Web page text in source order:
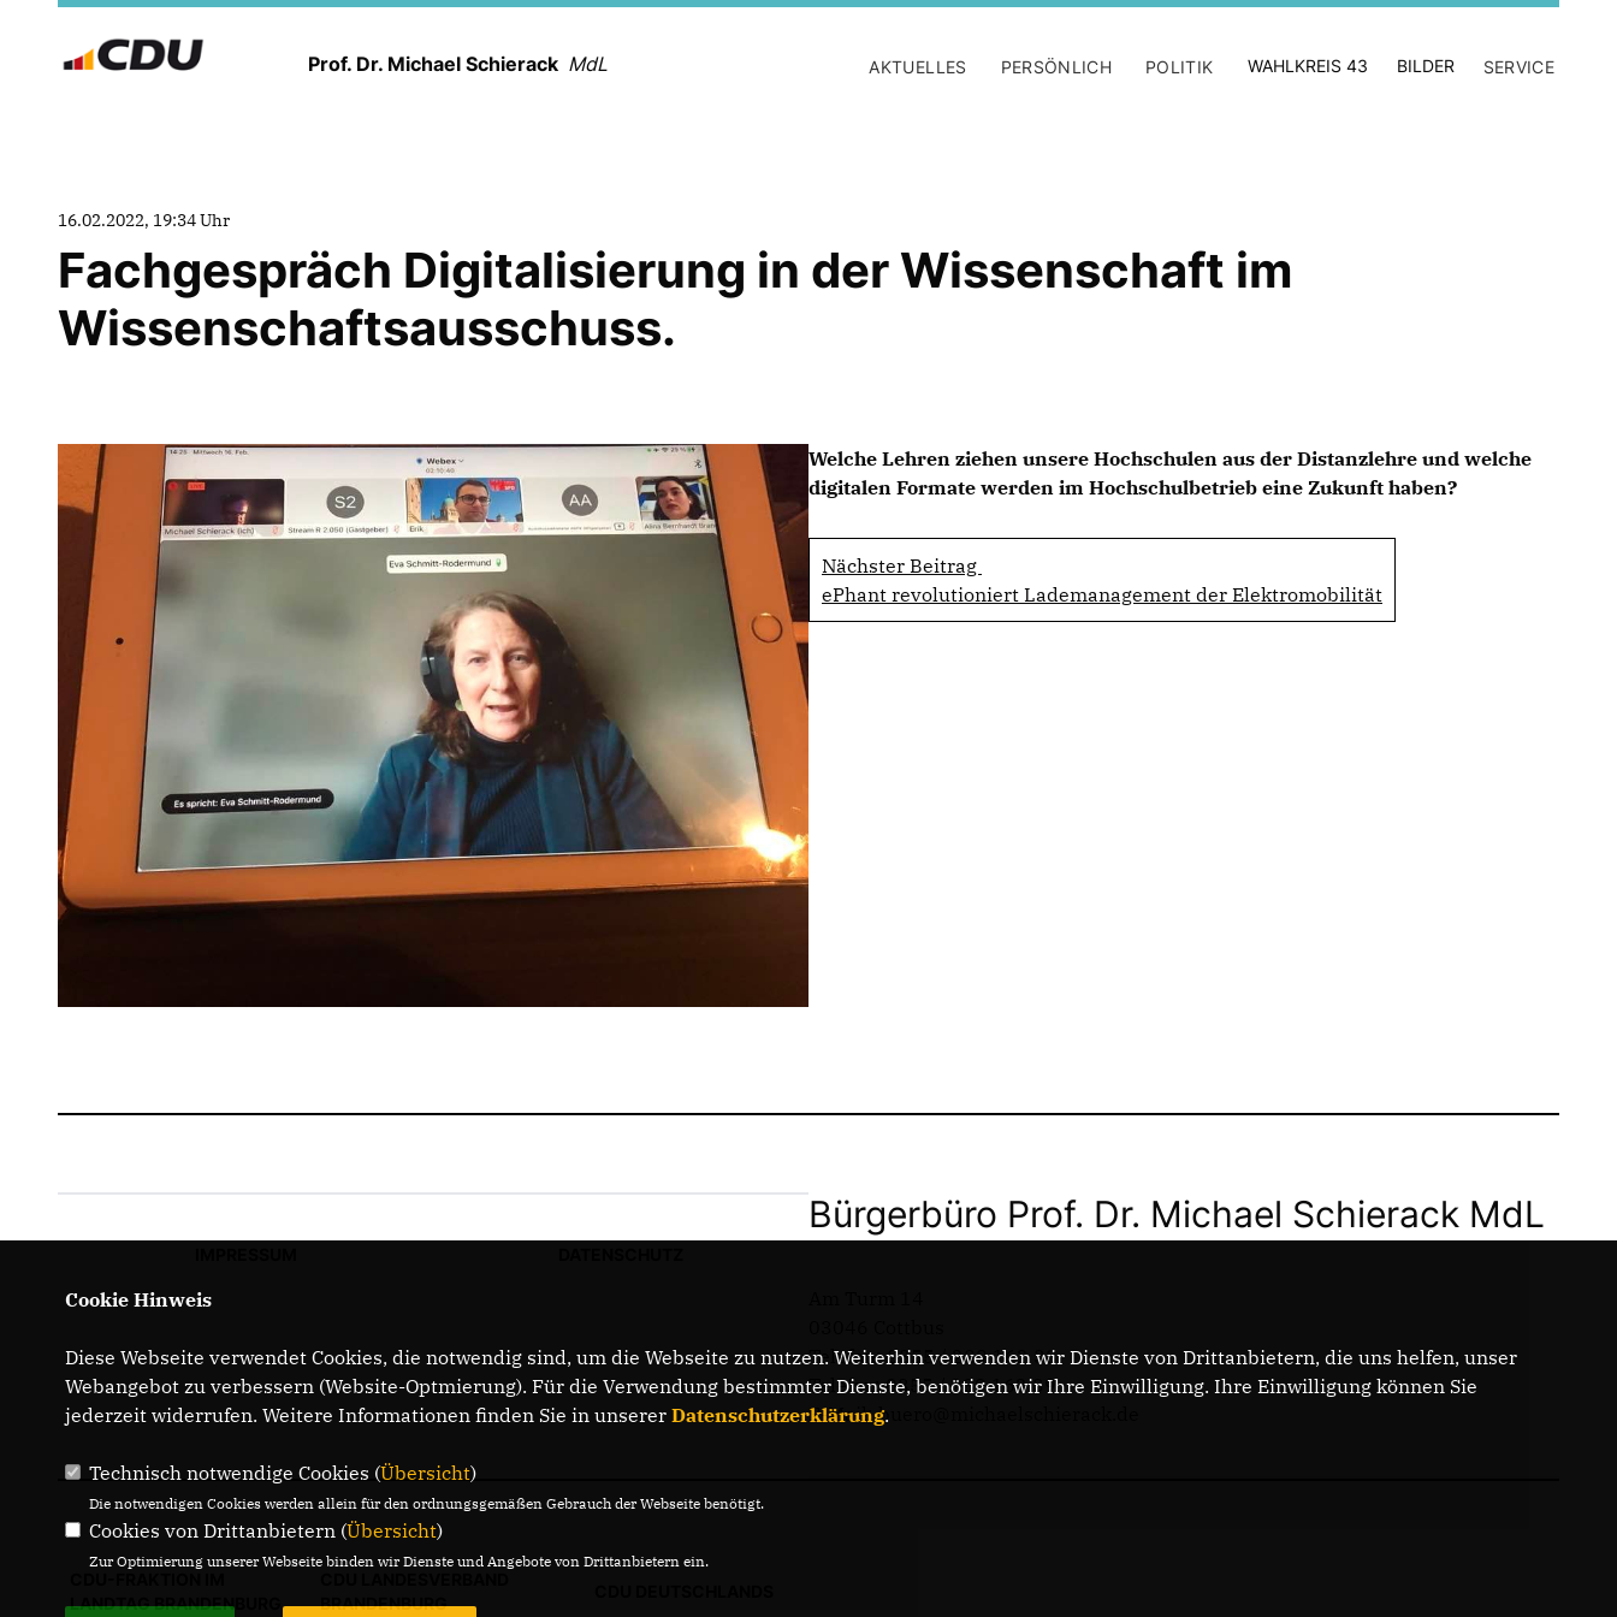
Prof. Dr. Michael Schierack MdL AKTUELLES PERSÖNLICH POLITIK WAHLKREIS 43 BILDER SERVICE
16.02.2022, 19:34 Uhr
Fachgespräch Digitalisierung in der Wissenschaft im
Wissenschaftsausschuss.
Welche Lehren ziehen unsere Hochschulen aus der Distanzlehre und welche
digitalen Formate werden im Hochschulbetrieb eine Zukunft haben?
Nächster Beitrag
ePhant revolutioniert Lademanagement der Elektromobilität
Bürgerbüro Prof. Dr. Michael Schierack MdL
Telefon: 0355 / 289 162 38
Telefax: 0355 / 289 162 39
E-Mail: buero@michaelschierack.de
LANDTAG BRANDENBURG
BRANDENBURG
Cookie Hinweis
Diese Webseite verwendet Cookies, die notwendig sind, um die Webseite zu nutzen. Weiterhin verwenden wir Dienste von Drittanbietern, die uns helfen, unser
Webangebot zu verbessern (Website-Optmierung). Für die Verwendung bestimmter Dienste, benötigen wir Ihre Einwilligung. Ihre Einwilligung können Sie
jederzeit widerrufen. Weitere Informationen finden Sie in unserer Datenschutzerklärung.
Technisch notwendige Cookies (Übersicht)
Die notwendigen Cookies werden allein für den ordnungsgemäßen Gebrauch der Webseite benötigt.
Cookies von Drittanbietern (Übersicht)
Zur Optimierung unserer Webseite binden wir Dienste und Angebote von Drittanbietern ein.